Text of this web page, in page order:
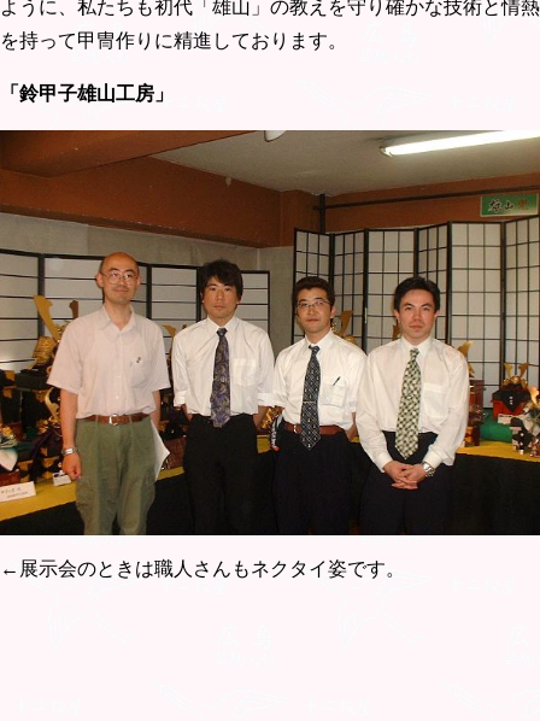
ように、私たちも初代「雄山」の教えを守り確かな技術と情熱
を持って甲冑作りに精進しております。
「鈴甲子雄山工房」
←展示会のときは職人さんもネクタイ姿です。